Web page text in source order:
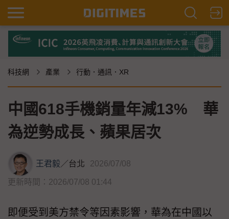
科技網 產業 行動．通訊．XR
中國618手機銷量年減13% 華
為逆勢成長、蘋果居次
王君毅／台北 2026/07/08
更新時間：2026/07/08 01:44
即便受到美方禁令等因素影響，華為在中國以